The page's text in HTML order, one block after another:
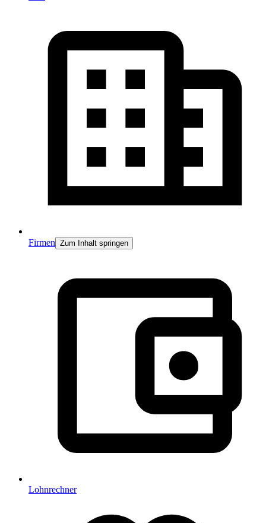
Firmen Zum Inhalt springen
Lohnrechner